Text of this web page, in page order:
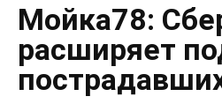
Мойка78:
расширяет